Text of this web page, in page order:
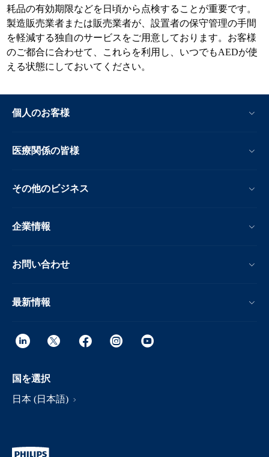
耗品の有効期限などを日頃から点検することが重要です。
製造販売業者または販売業者が、設置者の保守管理の手間
を軽減する独自のサービスをご用意しております。お客様
のご都合に合わせて、これらを利用し、いつでもAEDが使
える状態にしておいてください。
個人のお客様
医療関係の皆様
その他のビジネス
企業情報
お問い合わせ
最新情報
国を選択
日本 (日本語)